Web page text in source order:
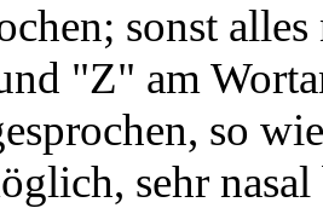
sonst
"Z" am
so
sehr